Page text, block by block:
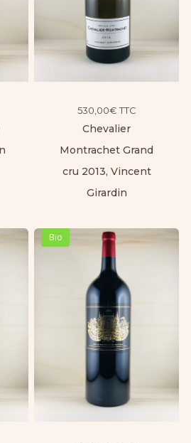
530,00€ TTC
Chevalier
Montrachet Grand
cru 2013, Vincent
Girardin
Bio